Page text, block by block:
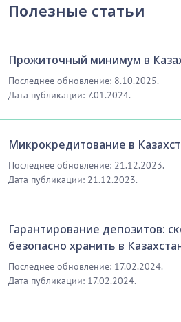
Полезные статьи
Прожиточный минимум в
Последнее обновление: 8.10.2025.
Дата публикации: 7.01.2024.
Микрокредитование в
Последнее обновление: 21.12.2023.
Дата публикации: 21.12.2023.
Гарантирование депозитов:
безопасно хранить в
Последнее обновление: 17.02.2024.
Дата публикации: 17.02.2024.